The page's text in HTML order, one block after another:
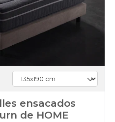
ensacados
de HOME